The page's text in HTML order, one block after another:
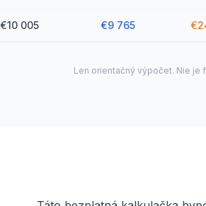
€10 005 €9 765
Len orientačný výpočet. Nie je